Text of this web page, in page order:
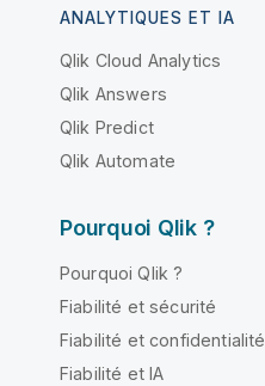
ANALYTIQUES ET IA
Qlik Cloud Analytics
Qlik Answers
Qlik Predict
Qlik Automate
Pourquoi Qlik ?
Pourquoi Qlik ?
Fiabilité et sécurité
Fiabilité et confidentialité
Fiabilité et IA